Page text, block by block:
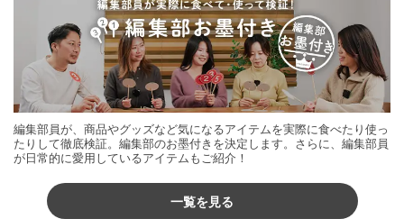
編集部員が、商品やグッズなど気になるアイテムを実際に食べたり使っ
たりして徹底検証。編集部のお墨付きを決定します。さらに、編集部員
が日常的に愛用しているアイテムもご紹介！
一覧を見る